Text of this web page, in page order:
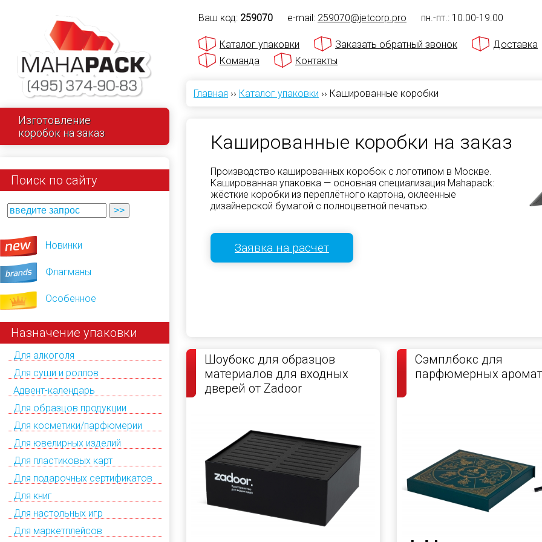
Изготовление
коробок на заказ
Поиск по сайту
Новинки
Флагманы
Особенное
Назначение упаковки
Для алкоголя
Для суши и роллов
Адвент-календарь
Для образцов продукции
Для косметики/парфюмерии
Для ювелирных изделий
Для пластиковых карт
Для подарочных сертификатов
Для книг
Для настольных игр
Для маркетплейсов
Ваш код: 259070 e-mail: 259070@jetcorp.pro пн.-пт.: 10.00-19.00
Каталог упаковки Заказать обратный звонок
Доставка
Команда
Контакты
Главная ›› Каталог упаковки ›› Кашированные коробки
Кашированные коробки на заказ
Производство кашированных коробок с логотипом в Москве.
Кашированная упаковка — основная специализация Mahapack:
жёсткие коробки из переплётного картона, оклеенные
дизайнерской бумагой с полноцветной печатью.
Заявка на расчет
Шоубокс для образцов
материалов для входных
дверей от Zadoor
Сэмплбокс для
парфюмерных